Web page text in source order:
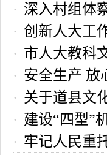
深入村组体
创新人大工
市人大教科
作用
安全生产 放
次会议召开
关于道县文
建设“四型”
牢记人民重